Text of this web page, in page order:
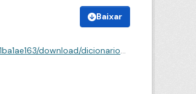
Baixar
perfil-das-pessoas-vacinadas.json